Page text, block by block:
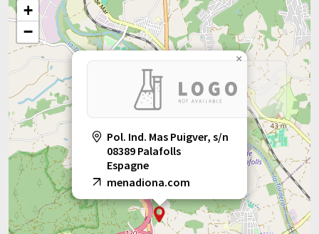
Pol. Ind. Mas Puigver, s/n
08389 Palafolls
Espagne
menadiona.com
×
+
−